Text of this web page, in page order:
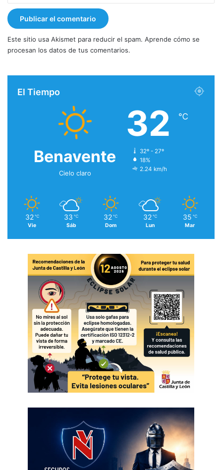
Este sitio usa Akismet para reducir el spam. Aprende cómo se
procesan los datos de tus comentarios.
El Tiempo
Benavente
Cielo claro
32 ℃
32º - 27º
18%
2.24 km/h
32 ℃
Vie
33 ℃
Sáb
32 ℃
Dom
32 ℃
Lun
35 ℃
Mar